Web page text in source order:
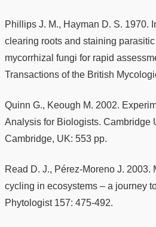
Phillips J. M., Hayman D. S. 1970.
clearing roots and staining
mycorrhizal fungi for rapid
Transactions of the British
Quinn G., Keough M. 2002.
Analysis for Biologists. Cambridge
Cambridge, UK: 553 pp.
Read D. J., Pérez-Moreno J. 2003.
cycling in ecosystems – a journey
Phytologist 157: 475-492.